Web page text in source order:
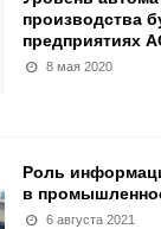
производства
предприятиях
8 мая 2020
Роль
в
6 августа 2021